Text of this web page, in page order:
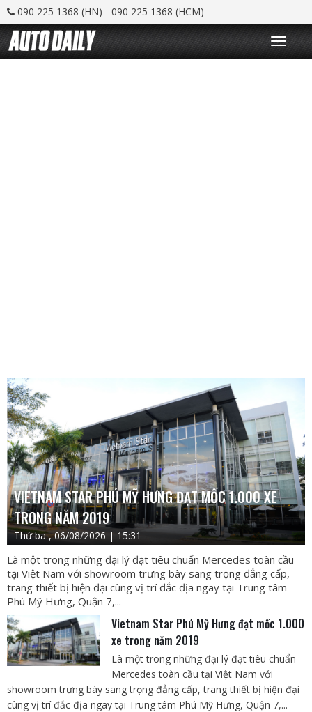
090 225 1368 (HN) - 090 225 1368 (HCM)
T
o
g
VIETNAM STAR PHÚ MỸ HƯNG ĐẠT MỐC 1.000 XE
TRONG NĂM 2019
Thứ ba , 06/08/2026 | 15:31
Là một trong những đại lý đạt tiêu chuẩn Mercedes toàn cầu
tại Việt Nam với showroom trưng bày sang trọng đẳng cấp,
trang thiết bị hiện đại cùng vị trí đắc địa ngay tại Trung tâm
Phú Mỹ Hưng, Quận 7,...
Vietnam Star Phú Mỹ Hưng đạt mốc 1.000
xe trong năm 2019
Là một trong những đại lý đạt tiêu chuẩn
Mercedes toàn cầu tại Việt Nam với
showroom trưng bày sang trọng đẳng cấp, trang thiết bị hiện đại
cùng vị trí đắc địa ngay tại Trung tâm Phú Mỹ Hưng, Quận 7,...